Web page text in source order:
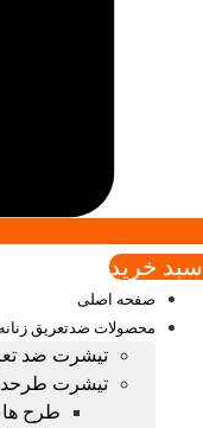
سبد خريد
صفحه اصلی
محصولات ضدتعریق زنانه
تیشرت ضد
تیشرت
طرح های